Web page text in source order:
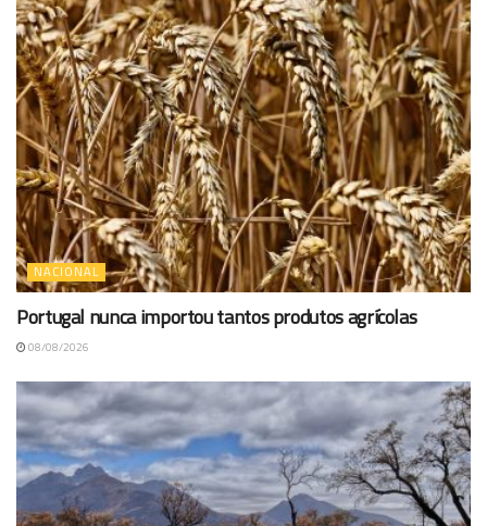
NACIONAL
Portugal nunca importou tantos produtos agrícolas
08/08/2026